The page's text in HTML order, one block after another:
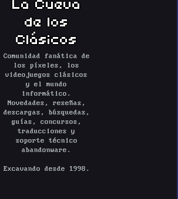
de los
Clásicos
Comunidad fanática de
los píxeles, los
videojuegos clásicos
y el mundo
informático.
Novedades, reseñas,
descargas, búsquedas,
guías, concursos,
traducciones y
soporte técnico
abandonware.
Excavando desde 1998.